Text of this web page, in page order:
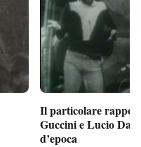
Il particolare
Guccini e Lucio
d’epoca